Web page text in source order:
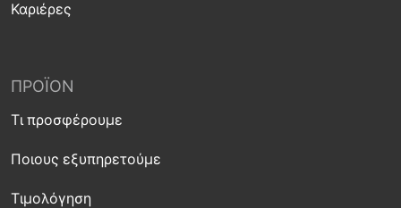
Καριέρες
ΠΡΟΪΌΝ
Τι προσφέρουμε
Ποιους εξυπηρετούμε
Τιμολόγηση